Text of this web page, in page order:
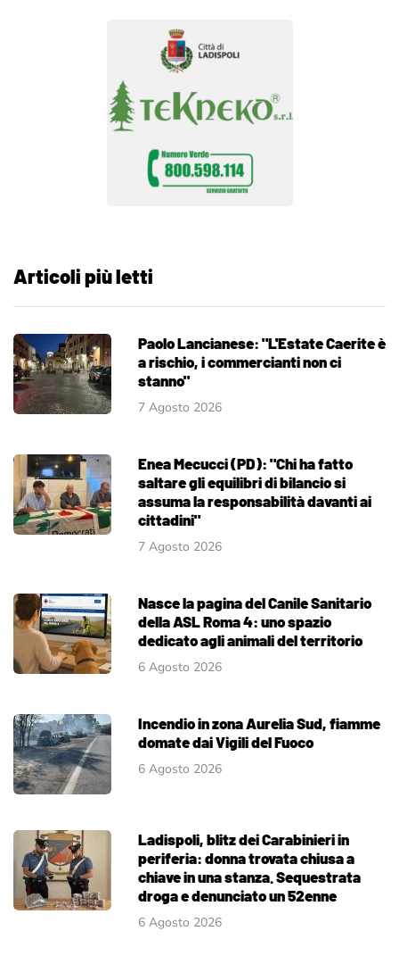
Articoli più letti
Paolo Lancianese: "L'Estate Caerite è
a rischio, i commercianti non ci
stanno"
7 Agosto 2026
Enea Mecucci (PD): "Chi ha fatto
saltare gli equilibri di bilancio si
assuma la responsabilità davanti ai
cittadini"
7 Agosto 2026
Nasce la pagina del Canile Sanitario
della ASL Roma 4: uno spazio
dedicato agli animali del territorio
6 Agosto 2026
Incendio in zona Aurelia Sud, fiamme
domate dai Vigili del Fuoco
6 Agosto 2026
Ladispoli, blitz dei Carabinieri in
periferia: donna trovata chiusa a
chiave in una stanza. Sequestrata
droga e denunciato un 52enne
6 Agosto 2026